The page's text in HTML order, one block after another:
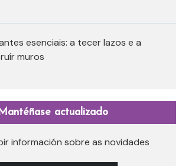
esenciais: a tecer lazos e a
muros
actualizado
información sobre as novidades